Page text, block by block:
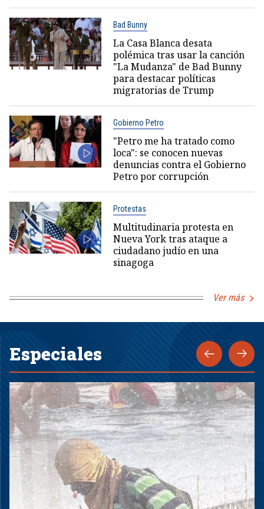
Bad Bunny
La Casa Blanca desata
polémica tras usar la canción
"La Mudanza" de Bad Bunny
para destacar políticas
migratorias de Trump
Gobierno Petro
"Petro me ha tratado como
loca": se conocen nuevas
denuncias contra el Gobierno
Petro por corrupción
Protestas
Multitudinaria protesta en
Nueva York tras ataque a
ciudadano judío en una
sinagoga
Ver más
Especiales